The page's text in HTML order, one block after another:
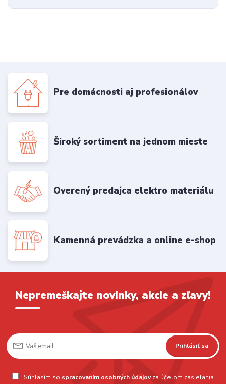
Pre domácnosti aj profesionálov
Široký sortiment na jednom mieste
Overený predajca elektro materiálu
Kamenná prevádzka a online e-shop
Nepremeškajte novinky, akcie a zľavy!
Prihlásiť sa
Súhlasím so spracovaním osobných údajovza účelom zasielania